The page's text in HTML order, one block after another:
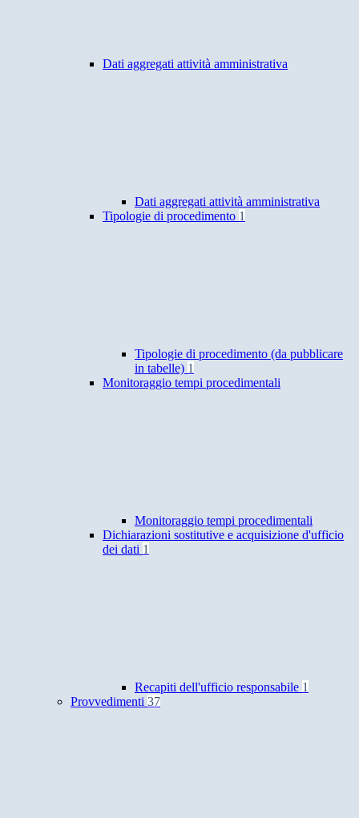
Dati aggregati attività amministrativa
Dati aggregati attività amministrativa
Tipologie di procedimento 1
Tipologie di procedimento (da pubblicare
in tabelle) 1
Monitoraggio tempi procedimentali
Monitoraggio tempi procedimentali
Dichiarazioni sostitutive e acquisizione d'ufficio
dei dati 1
Recapiti dell'ufficio responsabile 1
Provvedimenti 37